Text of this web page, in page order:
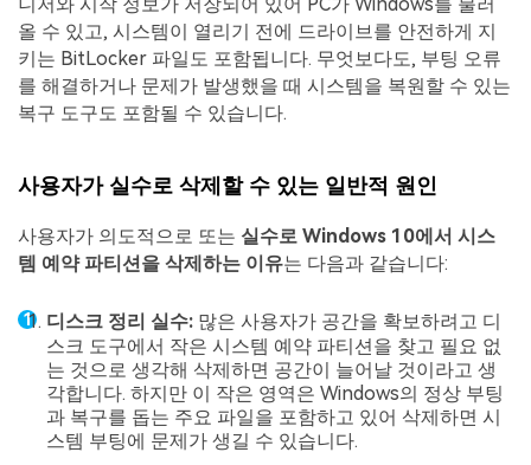
올 수 있고, 시스템이 열리기 전에 드라이브를 안전하게 지
키는 BitLocker 파일도 포함됩니다. 무엇보다도, 부팅 오류
를 해결하거나 문제가 발생했을 때 시스템을 복원할 수 있는
복구 도구도 포함될 수 있습니다.
사용자가 실수로 삭제할 수 있는 일반적 원인
사용자가 의도적으로 또는 실수로 Windows 10에서 시스
템 예약 파티션을 삭제하는 이유는 다음과 같습니다:
디스크 정리 실수: 많은 사용자가 공간을 확보하려고 디
스크 도구에서 작은 시스템 예약 파티션을 찾고 필요 없
는 것으로 생각해 삭제하면 공간이 늘어날 것이라고 생
각합니다. 하지만 이 작은 영역은 Windows의 정상 부팅
과 복구를 돕는 주요 파일을 포함하고 있어 삭제하면 시
스템 부팅에 문제가 생길 수 있습니다.